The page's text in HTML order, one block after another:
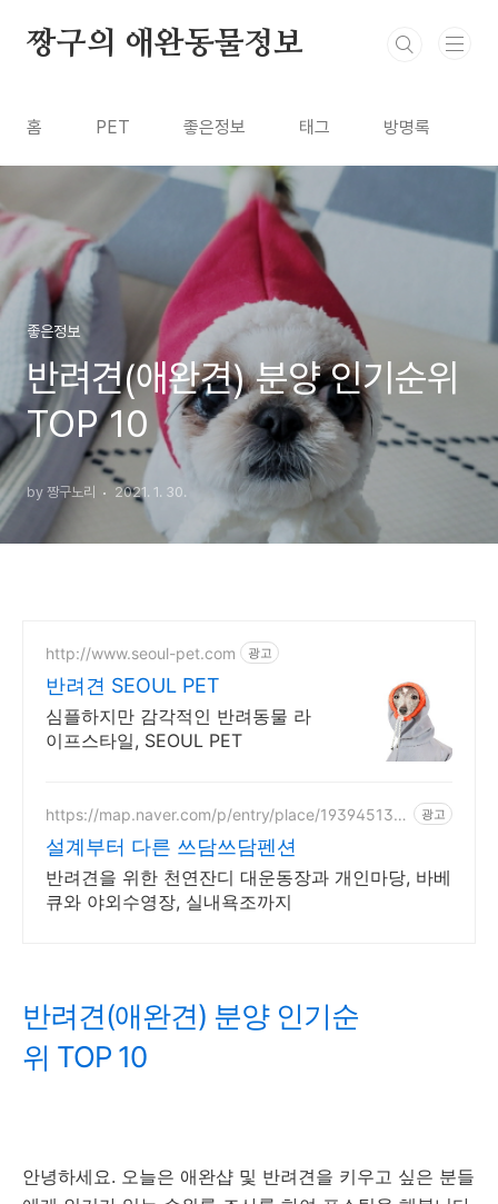
짱구의 애완동물정보
홈 PET 좋은정보 태그 방명록
좋은정보
반려견(애완견) 분양 인기순위
TOP 10
by 짱구노리 2021. 1. 30.
http://www.seoul-pet.com 광고
반려견 SEOUL PET
심플하지만 감각적인 반려동물 라
이프스타일, SEOUL PET
https://map.naver.com/p/entry/place/193945136
광고
설계부터 다른 쓰담쓰담펜션
반려견을 위한 천연잔디 대운동장과 개인마당, 바베
큐와 야외수영장, 실내욕조까지
반려견(애완견) 분양 인기순
위 TOP 10
안녕하세요. 오늘은 애완샵 및 반려견을 키우고 싶은 분들